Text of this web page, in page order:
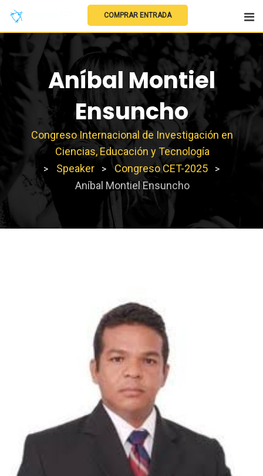
COMPRAR ENTRADA
Aníbal Montiel
Ensuncho
Congreso Internacional de Investigación en
Ciencias, Educación y Tecnología
> Speaker > Congreso CET-2025 >
Aníbal Montiel Ensuncho